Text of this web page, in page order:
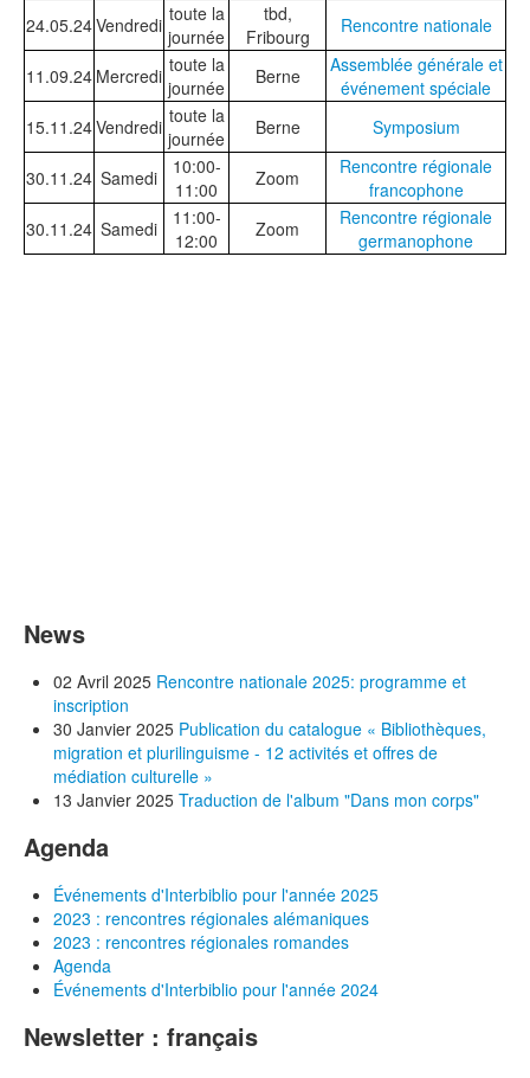
24.05.24Vendredi toute la
journée
tbd,
Fribourg
Rencontre nationale
11.09.24 Mercredi toute la
journée
Berne
Assemblée générale et
événement spéciale
15.11.24Vendredi toute la
journée
Berne Symposium
30.11.24 Samedi
10:00-
11:00
Zoom
Rencontre régionale
francophone
30.11.24 Samedi
11:00-
12:00
Zoom
Rencontre régionale
germanophone
News
02 Avril 2025 Rencontre nationale 2025: programme et
inscription
30 Janvier 2025 Publication du catalogue « Bibliothèques,
migration et plurilinguisme - 12 activités et offres de
médiation culturelle »
13 Janvier 2025 Traduction de l'album "Dans mon corps"
Agenda
Événements d'Interbiblio pour l'année 2025
2023 : rencontres régionales alémaniques
2023 : rencontres régionales romandes
Agenda
Événements d'Interbiblio pour l'année 2024
Newsletter : français